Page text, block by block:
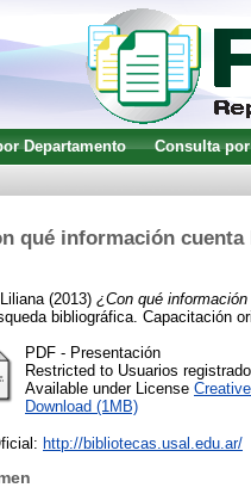
Departamento Consulta
qué información
(2013) ¿Con qué
bibliográfica. Capacitación
PDF - Presentación
Restricted to Usuarios
Available under License
Download (1MB)
http://bibliotecas.usal.edu.ar/